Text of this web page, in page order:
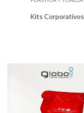
Kits Corporativos